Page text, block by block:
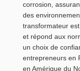
corrosion,
des
transformateur
et répond aux
un choix de
entrepreneurs en
en Amérique du